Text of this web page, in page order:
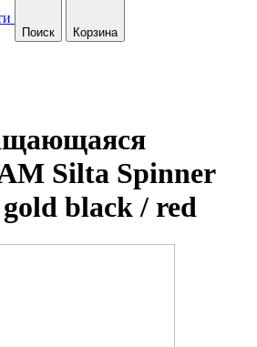
Поиск Корзина
Silta Spinner
black / red